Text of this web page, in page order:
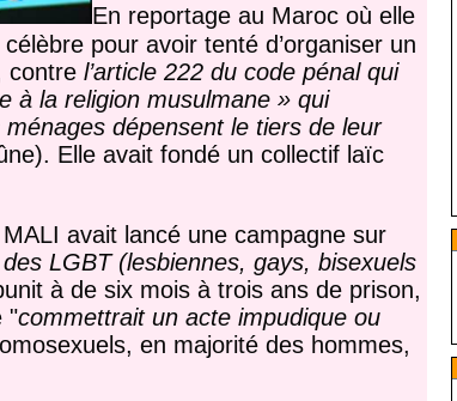
En reportage au Maroc où elle
pour avoir tenté d’organiser un
contre l’article 222 du code pénal qui
à la religion musulmane » qui
dépensent le tiers de leur
Elle avait fondé un collectif laïc
avait lancé une campagne sur
LGBT (lesbiennes, gays, bisexuels
à de six mois à trois ans de prison,
"commettrait un acte impudique ou
en majorité des hommes,